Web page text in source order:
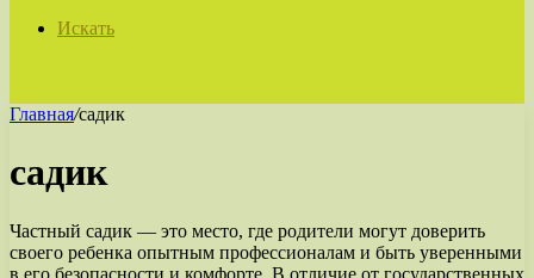
Искать
Главная/садик
садик
Частный садик — это место, где родители могут доверить
своего ребенка опытным профессионалам и быть уверенными
в его безопасности и комфорте. В отличие от государственных